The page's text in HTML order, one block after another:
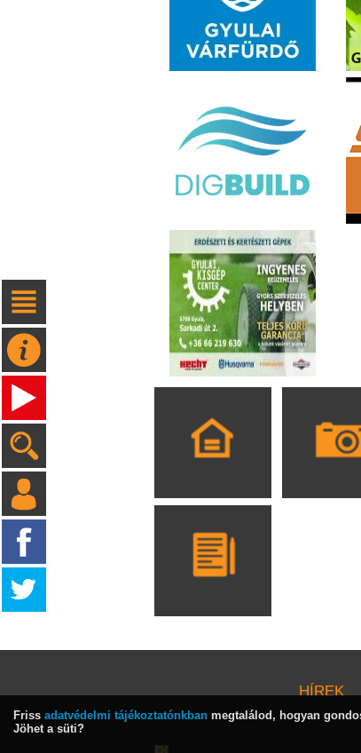
HÍREK
Friss adatvédelmi tájékoztatónkban megtalálod, hogyan
Jöhet a süti?